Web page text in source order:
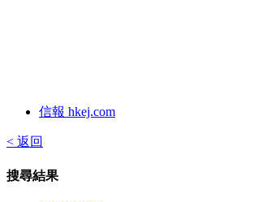
信報 hkej.com
< 返回
搜尋結果